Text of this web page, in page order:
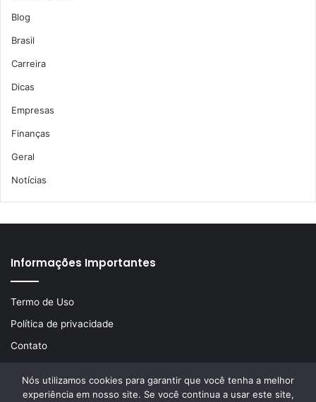
Blog
Brasil
Carreira
Dicas
Empresas
Finanças
Geral
Notícias
Informações Importantes
Termo de Uso
Política de privacidade
Contato
Nós utilizamos cookies para garantir que você tenha a melhor
experiência em nosso site. Se você continua a usar este site,